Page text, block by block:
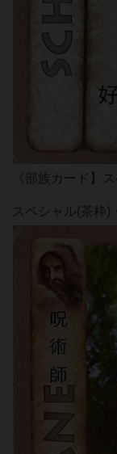
《部族カード】
スペシャル(茶枠)